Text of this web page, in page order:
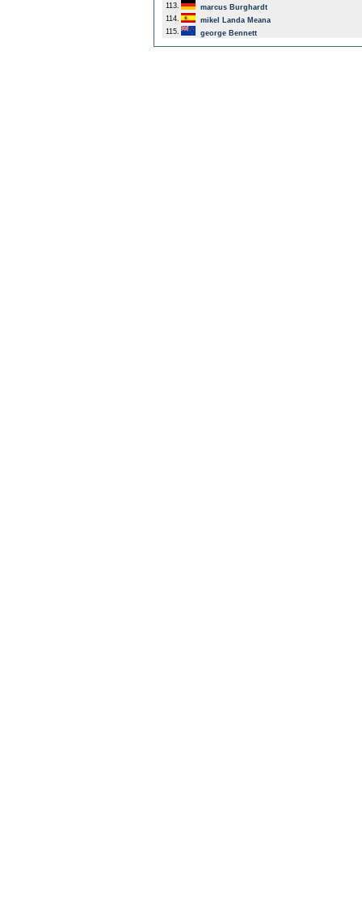
113.
marcus Burghardt
114.
mikel Landa Meana
115.
george Bennett